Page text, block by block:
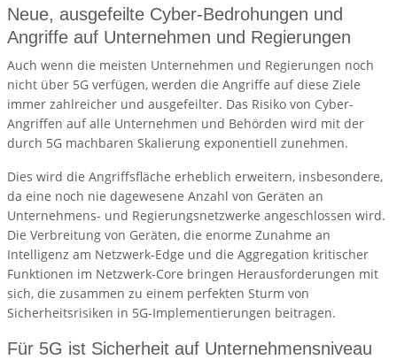
Neue, ausgefeilte Cyber-Bedrohungen und
Angriffe auf Unternehmen und Regierungen
Auch wenn die meisten Unternehmen und Regierungen noch
nicht über 5G verfügen, werden die Angriffe auf diese Ziele
immer zahlreicher und ausgefeilter. Das Risiko von Cyber-
Angriffen auf alle Unternehmen und Behörden wird mit der
durch 5G machbaren Skalierung exponentiell zunehmen.
Dies wird die Angriffsfläche erheblich erweitern, insbesondere,
da eine noch nie dagewesene Anzahl von Geräten an
Unternehmens- und Regierungsnetzwerke angeschlossen wird.
Die Verbreitung von Geräten, die enorme Zunahme an
Intelligenz am Netzwerk-Edge und die Aggregation kritischer
Funktionen im Netzwerk-Core bringen Herausforderungen mit
sich, die zusammen zu einem perfekten Sturm von
Sicherheitsrisiken in 5G-Implementierungen beitragen.
Für 5G ist Sicherheit auf Unternehmensniveau